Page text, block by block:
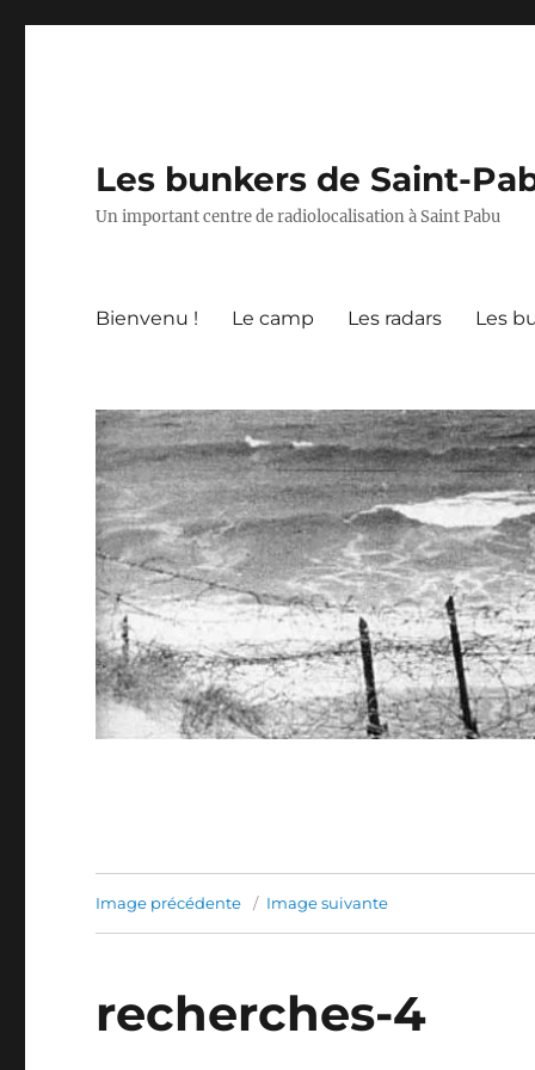
Les bunkers de Saint-
Un important centre de radiolocalisation à Saint Pabu
Bienvenu ! Le camp Les radars Les
Image précédente Image suivante
recherches-4